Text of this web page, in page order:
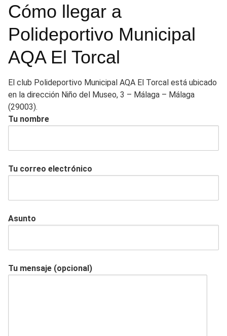
Cómo llegar a
Polideportivo Municipal
AQA El Torcal
El club Polideportivo Municipal AQA El Torcal está ubicado
en la dirección Niño del Museo, 3 – Málaga – Málaga
(29003).
Tu nombre
Tu correo electrónico
Asunto
Tu mensaje (opcional)